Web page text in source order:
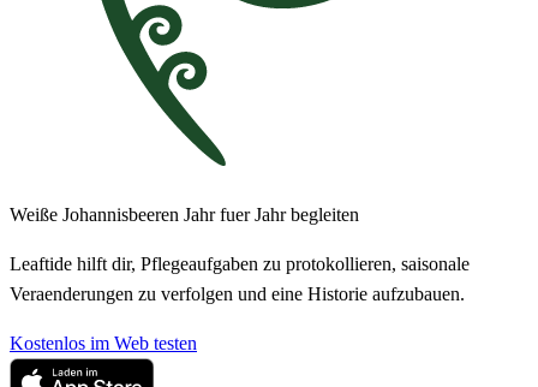
Weiße Johannisbeeren Jahr fuer Jahr begleiten
Leaftide hilft dir, Pflegeaufgaben zu protokollieren, saisonale
Veraenderungen zu verfolgen und eine Historie aufzubauen.
Kostenlos im Web testen